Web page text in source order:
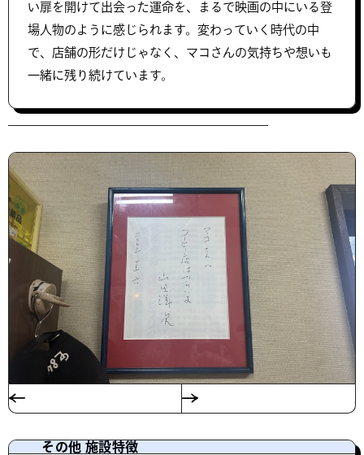
い扉を開けて出会った運命を、まるで映画の中にいる登
場人物のように感じられます。変わっていく時代の中
で、店舗の形だけじゃなく、マコさんの気持ちや想いも
一緒に残り続けています。
その他 施設特徴